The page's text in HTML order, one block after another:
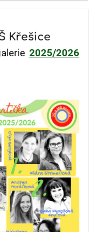
Křešice
2025/2026